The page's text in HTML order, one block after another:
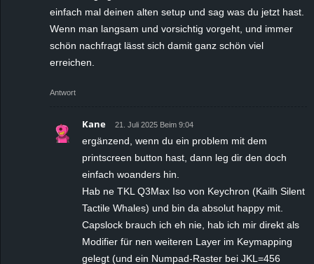
einfach mal deinen alten setup und sag was du jetzt hast.
Wenn man langsam und vorsichtig vorgeht, und immer
schön nachfragt lässt sich damit ganz schön viel
erreichen.
Antwort
Kane 21. Juli 2025 Beim 9:04
ergänzend, wenn du ein problem mit dem
printscreen button hast, dann leg dir den doch
einfach woanders hin.
Hab ne TKL Q3Max Iso von Keychron (Kailh Silent
Tactile Whales) und bin da absolut happy mit.
Capslock brauch ich eh nie, hab ich mir direkt als
Modifier für nen weiteren Layer im Keymapping
gelegt (und ein Numpad-Raster bei JKL=456